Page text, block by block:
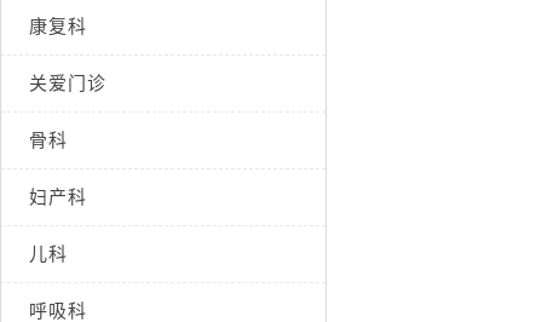
康复科
关爱门诊
骨科
妇产科
儿科
呼吸科